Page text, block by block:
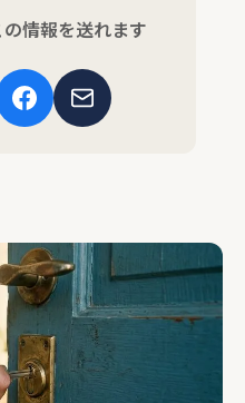
情報を送れます